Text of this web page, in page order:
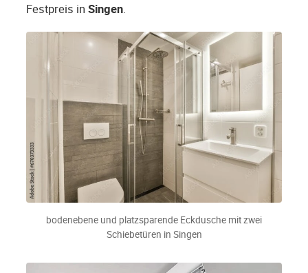
Festpreis in Singen.
bodenebene und platzsparende Eckdusche mit zwei
Schiebetüren in Singen